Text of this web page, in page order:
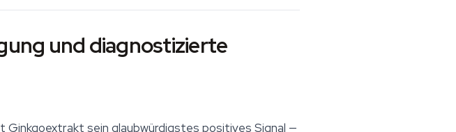
und diagnostizierte
sein glaubwürdigstes positives Signal —